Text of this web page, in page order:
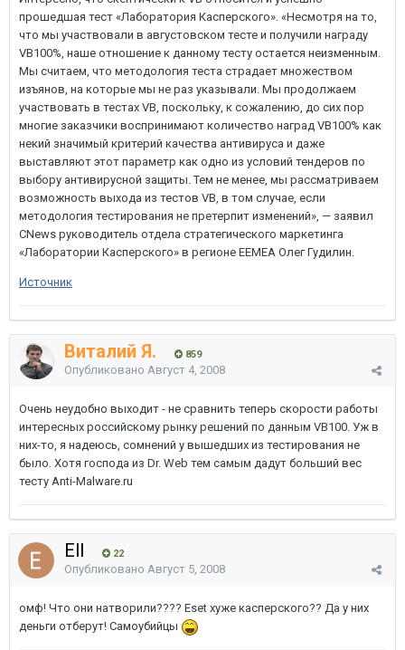
прошедшая тест «Лаборатория Касперского». «Несмотря на то,
что мы участвовали в августовском тесте и получили награду
VB100%, наше отношение к данному тесту остается неизменным.
Мы считаем, что методология теста страдает множеством
изъянов, на которые мы не раз указывали. Мы продолжаем
участвовать в тестах VB, поскольку, к сожалению, до сих пор
многие заказчики воспринимают количество наград VB100% как
некий значимый критерий качества антивируса и даже
выставляют этот параметр как одно из условий тендеров по
выбору антивирусной защиты. Тем не менее, мы рассматриваем
возможность выхода из тестов VB, в том случае, если
методология тестирования не претерпит изменений», — заявил
CNews руководитель отдела стратегического маркетинга
«Лаборатории Касперского» в регионе EEMEA Олег Гудилин.
Источник
Виталий Я. 859
Опубликовано Август 4, 2008
Очень неудобно выходит - не сравнить теперь скорости работы
интересных российскому рынку решений по данным VB100. Уж в
них-то, я надеюсь, сомнений у вышедших из тестирования не
было. Хотя господа из Dr. Web тем самым дадут больший вес
тесту Anti-Malware.ru
Ell 22
Опубликовано Август 5, 2008
омф! Что они натворили???? Eset хуже касперского?? Да у них
деньги отберут! Самоубийцы